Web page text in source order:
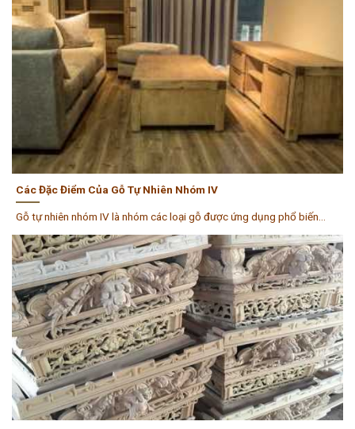
Các Đặc Điểm Của Gỗ Tự Nhiên Nhóm IV
Gỗ tự nhiên nhóm IV là nhóm các loại gỗ được ứng dụng phổ biến...